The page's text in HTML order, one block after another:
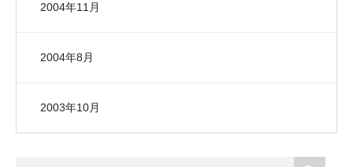
2004年11月
2004年8月
2003年10月